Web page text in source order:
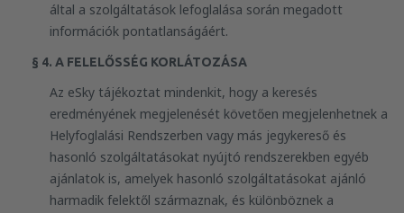
által a szolgáltatások lefoglalása során megadott
információk pontatlanságáért.
§ 4. A FELELŐSSÉG KORLÁTOZÁSA
Az eSky tájékoztat mindenkit, hogy a keresés
eredményének megjelenését követően megjelenhetnek a
Helyfoglalási Rendszerben vagy más jegykereső és
hasonló szolgáltatásokat nyújtó rendszerekben egyéb
ajánlatok is, amelyek hasonló szolgáltatásokat ajánló
harmadik felektől származnak, és különböznek a